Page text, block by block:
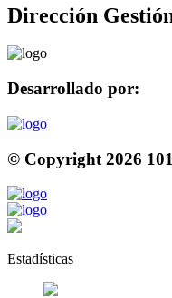
Dirección
Desarrollado por:
© Copyright 2026
Estadísticas